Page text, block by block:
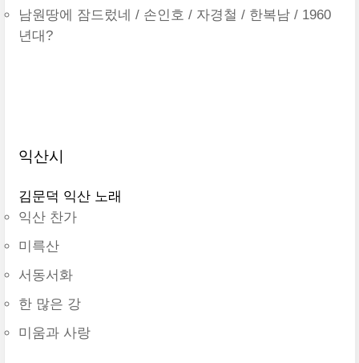
남원땅에 잠드렀네 / 손인호 / 자경철 / 한복남 / 1960
년대?
익산시
김문덕 익산 노래
익산 찬가
미륵산
서동서화
한 많은 강
미움과 사랑